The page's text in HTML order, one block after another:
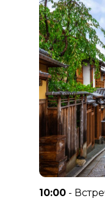
10:00 -